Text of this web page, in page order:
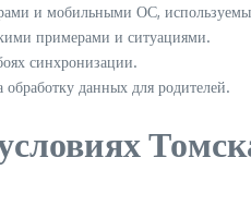
и мобильными ОС,
примерами и ситуациями.
синхронизации.
данных для родителей.